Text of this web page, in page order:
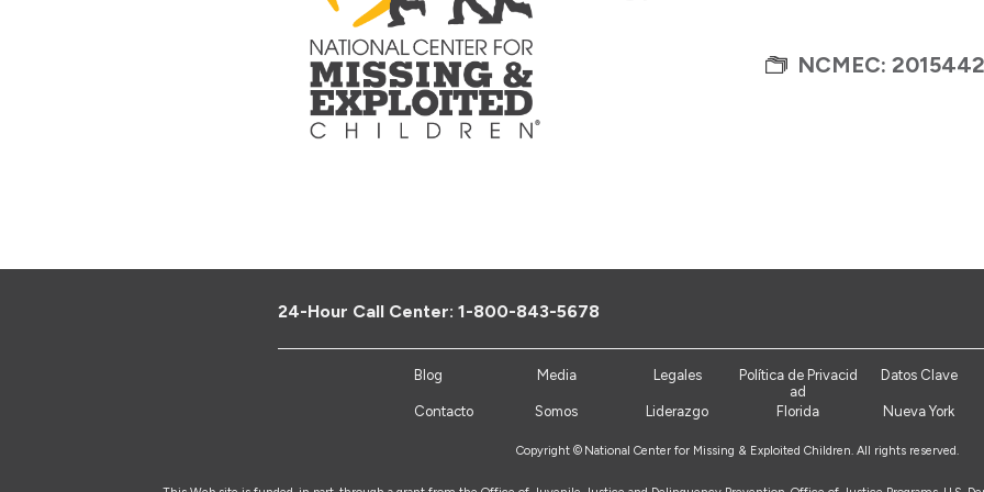
NCMEC: 2015442
24-Hour Call Center: 1-800-843-5678
Blog Media Legales
Política de Privacid
ad
Datos Clave
Contacto Somos Liderazgo Florida Nueva York
Copyright © National Center for Missing & Exploited Children. All rights reserved.